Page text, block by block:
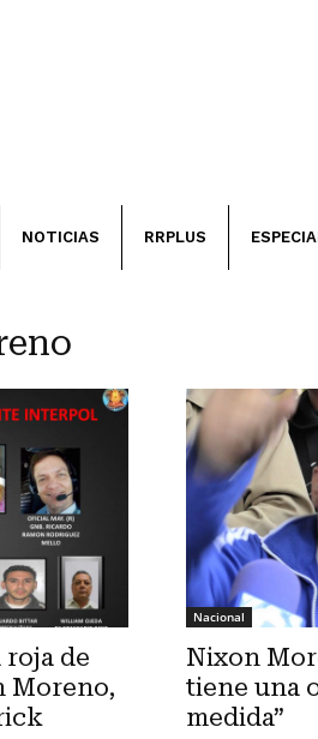
NOTICIAS RRPLUS
de
Moreno,
Nacional
Nixon
tiene una
medida”